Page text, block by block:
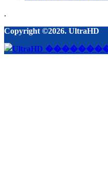
.
Copyright ©2026. UltraHD